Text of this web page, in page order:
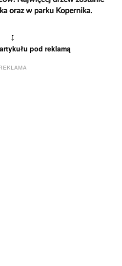
oraz w parku Kopernika.
↕
pod reklamą